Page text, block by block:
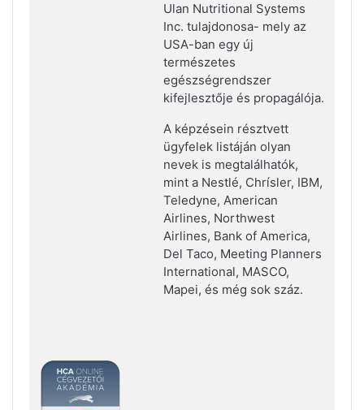
Ulan Nutritional Systems
Inc. tulajdonosa- mely az
USA-ban egy új
természetes
egészségrendszer
kifejlesztője és propagálója.
A képzésein résztvett
ügyfelek listáján olyan
nevek is megtalálhatók,
mint a Nestlé, Chrísler, IBM,
Teledyne, American
Airlines, Northwest
Airlines, Bank of America,
Del Taco, Meeting Planners
International, MASCO,
Mapei, és még sok száz.